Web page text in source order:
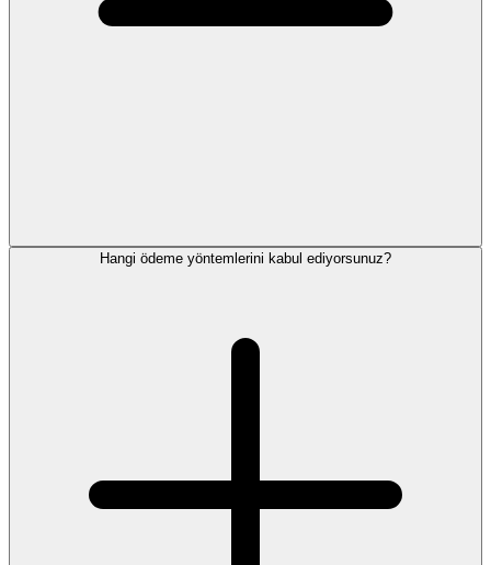
Hangi ödeme yöntemlerini kabul ediyorsunuz?